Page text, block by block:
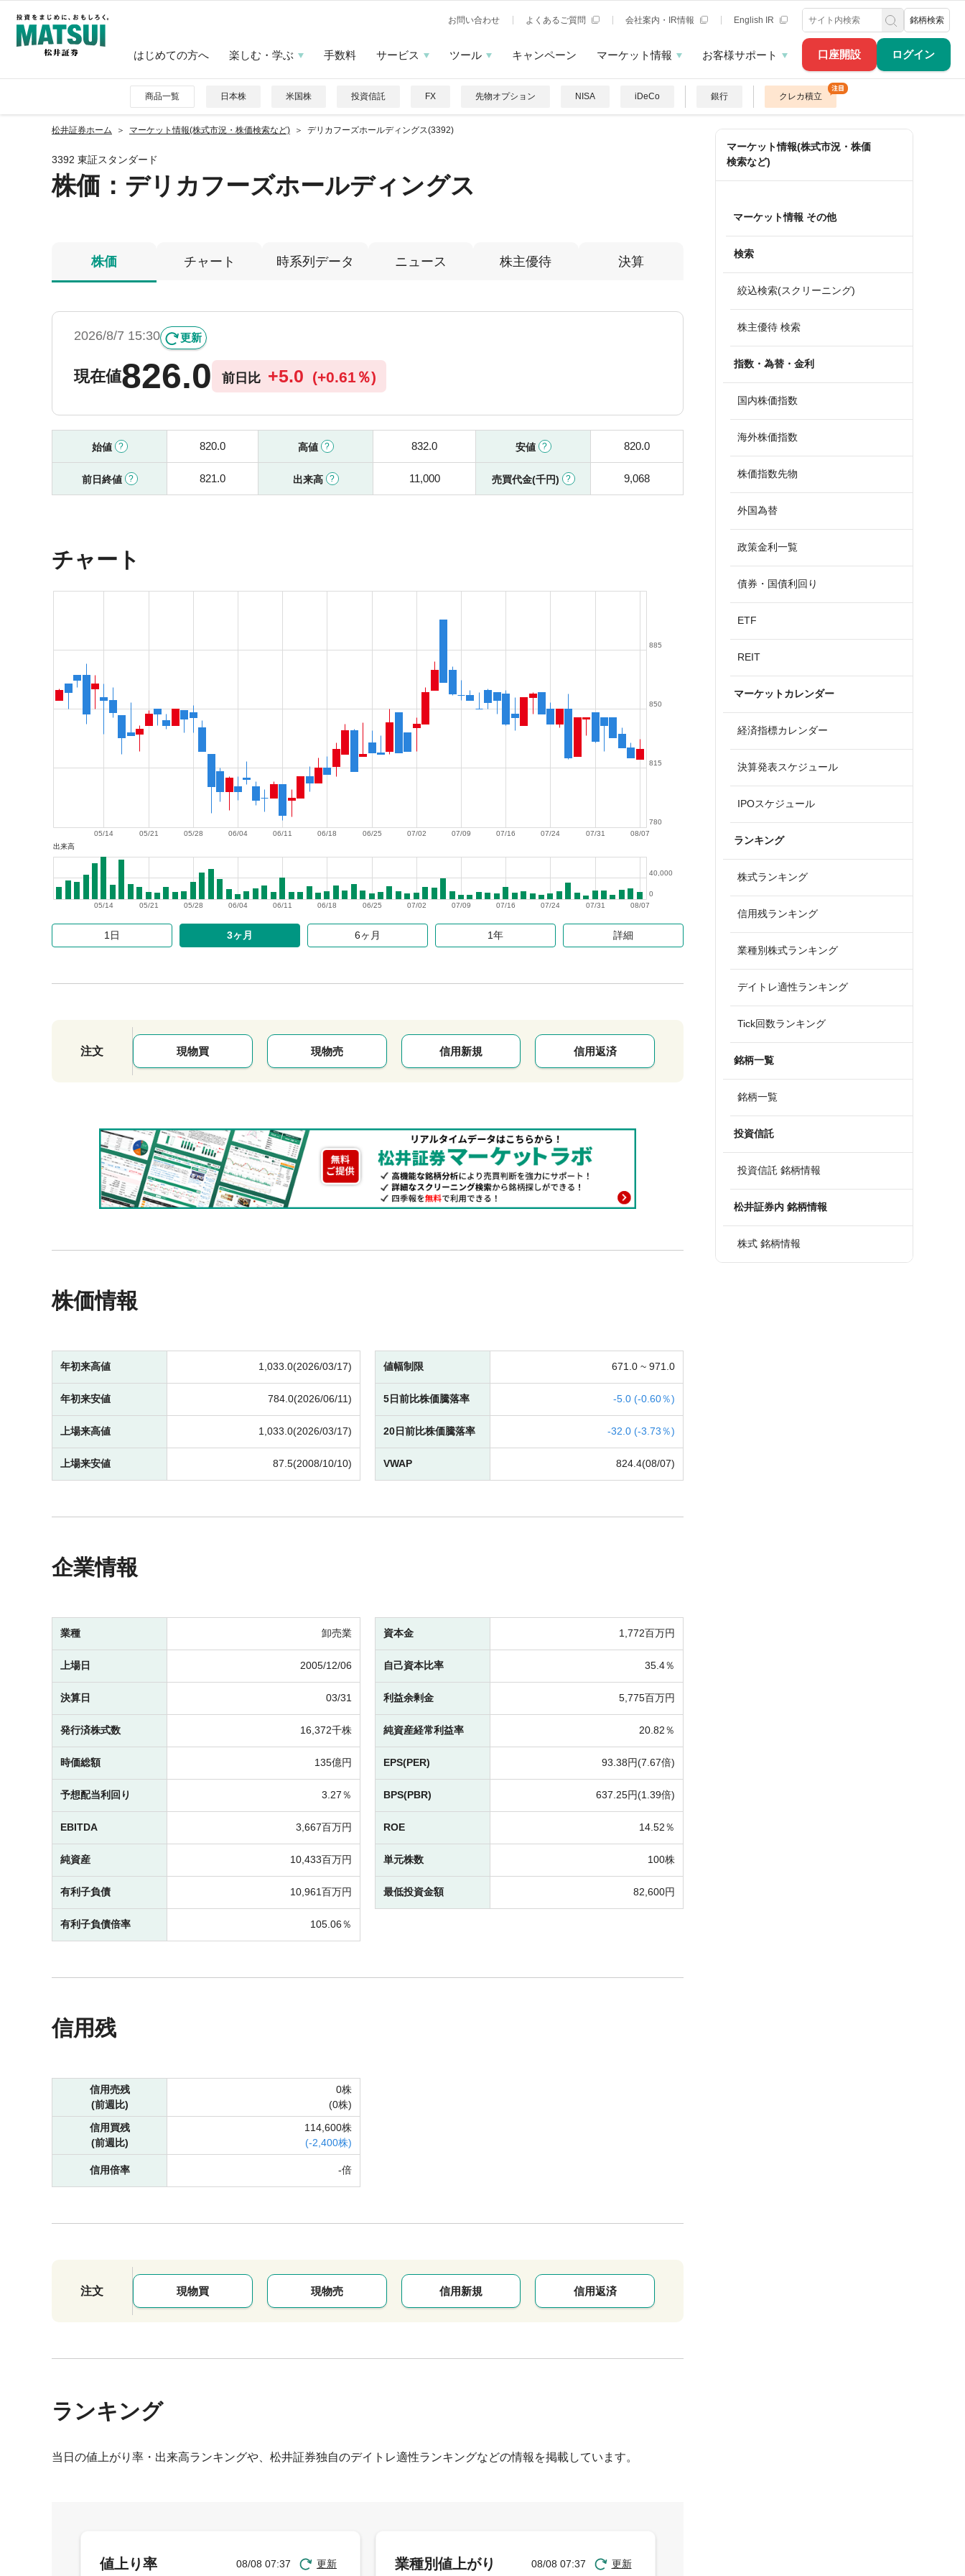
口座開設 ログイン
お問い合わせ よくあるご質問 会社案内・IR情報 English IR 銘柄検索
はじめての方へ 楽しむ・学ぶ 手数料 サービス ツール キャンペーン マーケット情報 お客様サポート
商品一覧 日本株 米国株 投資信託 FX 先物オプション NISA iDeCo 銀行 クレカ積立
松井証券ホーム マーケット情報(株式市況・株価検索など) デリカフーズホールディングス(3392)
3392 東証スタンダード
株価 ：デリカフーズホールディングス
株価 チャート 時系列データ ニュース 株主優待 決算
2026/8/7 15:30 更新
現在値826.0 前日比 +5.0 (+0.61％)
始値 820.0 高値 832.0 安値 820.0
前日終値 821.0 出来高 11,000 売買代金(千円) 9,068
チャート
08/07
07/31
07/24
07/16
07/09
07/02
06/25
06/18
06/11
06/04
05/28
05/21
05/14
780
815
850
885
出来高
08/07
07/31
07/24
07/16
07/09
07/02
06/25
06/18
06/11
06/04
05/28
05/21
05/14
0
40,000
1日 3ヶ月 6ヶ月 1年 詳細
注文 現物買 現物売 信用新規 信用返済
株価情報
年初来高値 1,033.0(2026/03/17)
年初来安値 784.0(2026/06/11)
上場来高値 1,033.0(2026/03/17)
上場来安値 87.5(2008/10/10)
値幅制限 671.0 ~ 971.0
5日前比株価騰落率 -5.0 (-0.60％)
20日前比株価騰落率 -32.0 (-3.73％)
VWAP 824.4(08/07)
企業情報
業種 卸売業
上場日 2005/12/06
決算日 03/31
発行済株式数 16,372千株
時価総額 135億円
予想配当利回り 3.27％
EBITDA 3,667百万円
純資産 10,433百万円
有利子負債 10,961百万円
有利子負債倍率 105.06％
資本金 1,772百万円
自己資本比率 35.4％
利益余剰金 5,775百万円
純資産経常利益率 20.82％
EPS(PER) 93.38円(7.67倍)
BPS(PBR) 637.25円(1.39倍)
ROE 14.52％
単元株数 100株
最低投資金額 82,600円
信用残
信用売残
(前週比)
0株
(0株)
信用買残
(前週比)
114,600株
(-2,400株)
信用倍率 -倍
注文 現物買 現物売 信用新規 信用返済
ランキング
当日の値上がり率・出来高ランキングや、松井証券独自のデイトレ適性ランキングなどの情報を掲載しています。
マーケット情報(株式市況・株価
検索など)
マーケット情報 その他
検索
絞込検索(スクリーニング)
株主優待 検索
指数・為替・金利
国内株価指数
海外株価指数
株価指数先物
外国為替
政策金利一覧
債券・国債利回り
ETF
REIT
マーケットカレンダー
経済指標カレンダー
決算発表スケジュール
IPOスケジュール
ランキング
株式ランキング
信用残ランキング
業種別株式ランキング
デイトレ適性ランキング
Tick回数ランキング
銘柄一覧
銘柄一覧
投資信託
投資信託 銘柄情報
松井証券内 銘柄情報
株式 銘柄情報